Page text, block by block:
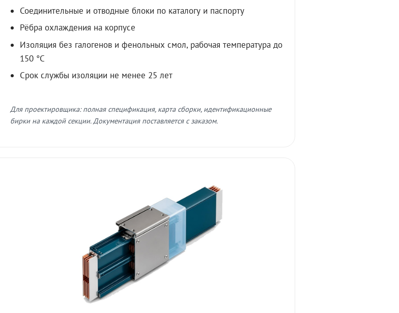
Соединительные и отводные блоки по каталогу и паспорту
Рёбра охлаждения на корпусе
Изоляция без галогенов и фенольных смол, рабочая температура до
150 °C
Срок службы изоляции не менее 25 лет
Для проектировщика: полная спецификация, карта сборки, идентификационные
бирки на каждой секции. Документация поставляется с заказом.